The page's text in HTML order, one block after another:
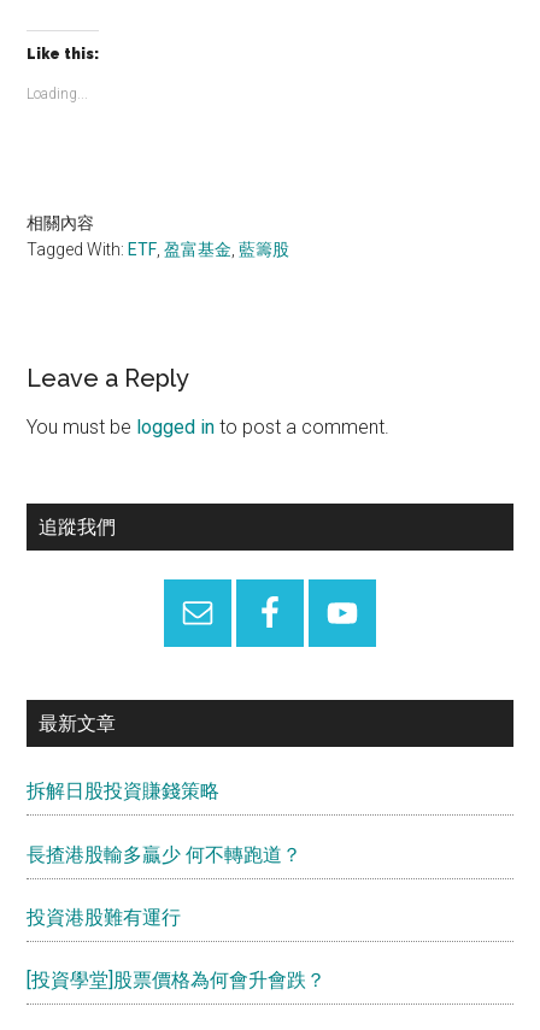
Like this:
Loading...
相關內容
Tagged With: ETF,盈富基金,藍籌股
Reader
Interactions
Leave a Reply
You must be logged in to post a comment.
Primary
追蹤我們
最新文章
拆解日股投資賺錢策略
長揸港股輸多贏少 何不轉跑道？
投資港股難有運行
[投資學堂]股票價格為何會升會跌？